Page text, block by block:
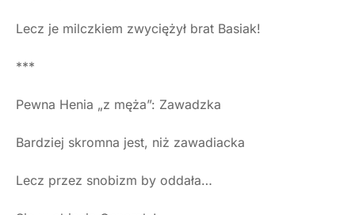
Lecz je milczkiem zwyciężył brat Basiak!
***
Pewna Henia „z męża”: Zawadzka
Bardziej skromna jest, niż zawadiacka
Lecz przez snobizm by oddała…